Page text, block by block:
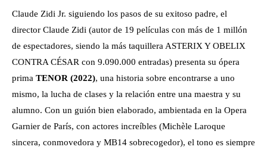
Claude Zidi Jr. siguiendo los pasos de su exitoso padre, el
director Claude Zidi (autor de 19 películas con más de 1 millón
de espectadores, siendo la más taquillera ASTERIX Y OBELIX
CONTRA CÉSAR con 9.090.000 entradas) presenta su ópera
prima TENOR (2022), una historia sobre encontrarse a uno
mismo, la lucha de clases y la relación entre una maestra y su
alumno. Con un guión bien elaborado, ambientada en la Opera
Garnier de París, con actores increíbles (Michèle Laroque
sincera, conmovedora y MB14 sobrecogedor), el tono es siempre